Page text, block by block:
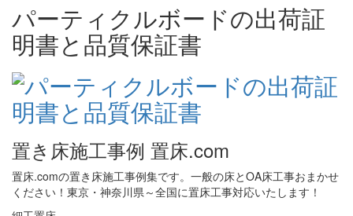
パーティクルボードの出荷証
明書と品質保証書
置き床施工事例 置床.com
置床.comの置き床施工事例集です。一般の床とOA床工事おまかせ
ください！東京・神奈川県～全国に置床工事対応いたします！